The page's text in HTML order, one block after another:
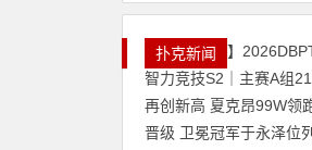
扑克新闻